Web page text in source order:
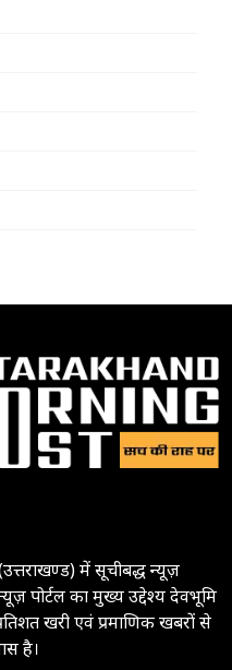
में सूचीबद्ध न्यूज़
न्यूज़ पोर्टल का मुख्य उद्देश्य देवभूमि
खरी एवं प्रमाणिक खबरों से
है।